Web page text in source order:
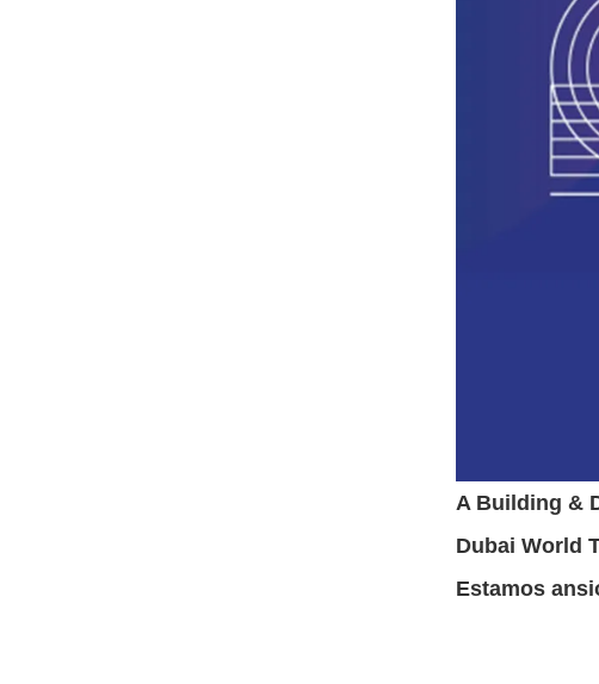
A Building &
Dubai World
Estamos